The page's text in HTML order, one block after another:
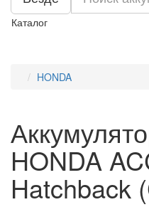
Каталог
HONDA
HONDA
Hatchback